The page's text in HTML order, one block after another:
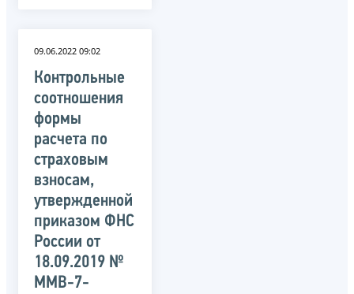
09.06.2022 09:02
Контрольные
соотношения
формы
расчета по
страховым
взносам,
утвержденной
приказом ФНС
России от
18.09.2019 №
ММВ-7-